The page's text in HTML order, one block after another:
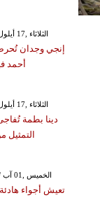
GMT 00:54 2019 الثلاثاء ,17 أيلول / سبتمبر
إنجي وجدان
أحمد
GMT 01:00 2019 الثلاثاء ,17 أيلول / سبتمبر
دينا بطمة
GMT 09:52 2019 الخميس ,01 آب / أغسطس
تعيش أجواء